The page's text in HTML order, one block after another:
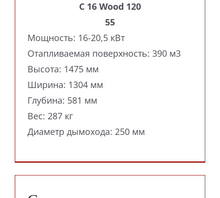
C 16 Wood 120
55
Мощность: 16-20,5 кВт
Отапливаемая поверхность: 390 м3
Высота: 1475 мм
Ширина: 1304 мм
Глубина: 581 мм
Вес: 287 кг
Диаметр дымохода: 250 мм